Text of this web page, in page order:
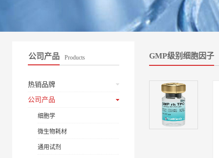
公司产品 Products
热销品牌
公司产品
细胞学
微生物耗材
通用试剂
GMP级别细胞因子